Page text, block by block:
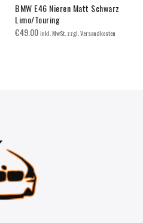
BMW E46 Nieren Matt Schwarz
Limo/Touring
€49.00inkl. MwSt. zzgl. Versandkosten